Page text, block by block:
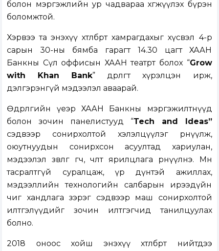
болон мэргэжлийн ур чадвараа хөгжүүлэх бүрэн
боломжтой.
Хэрвээ та энэхүү хөтөлбөрт хамрагдахыг хүсвэл 4-р
сарын 30-ны бямба гарагт 14.30 цагт ХААН
Банкны Сөүл оффисын ХААН театрт болох “Grow
with Khan Bank” өдөрлөгт хүрэлцэн ирж,
дэлгэрэнгүй мэдээлэл аваарай.
Өдөрлөгийн үеэр ХААН Банкны мэргэжилтнүүд
болон зочин панелистууд “Tech and Ideas”
сэдвээр сонирхолтой хэлэлцүүлэг өрнүүлж,
оюутнуудын сонирхсон асуултад хариулан,
мэдээлэл зөвлөгөө өгч, чөлөөт ярилцлага өрнүүлнэ. Мөн
тасралтгүй суралцаж, үр дүнтэй ажиллах,
мэдээллийн технологийн салбарын ирээдүйн
чиг хандлага зэрэг сэдвээр маш сонирхолтой
илтгэлүүдийг зочин илтгэгчид танилцуулах
болно.
2018 оноос хойш энэхүү хөтөлбөрт нийтдээ